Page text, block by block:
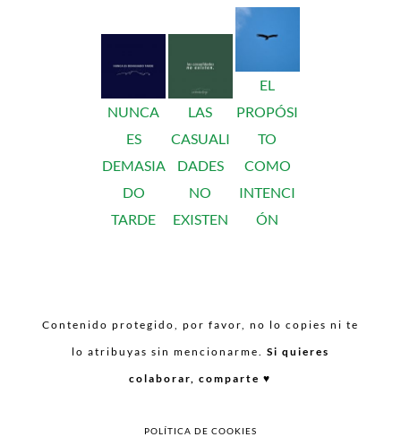
NUNCA
ES
DEMASIA
DO
TARDE
LAS
CASUALI
DADES
NO
EXISTEN
EL
PROPÓSI
TO
COMO
INTENCI
ÓN
Contenido protegido, por favor, no lo copies ni te
lo atribuyas sin mencionarme. Si quieres
colaborar, comparte ♥︎
POLÍTICA DE COOKIES